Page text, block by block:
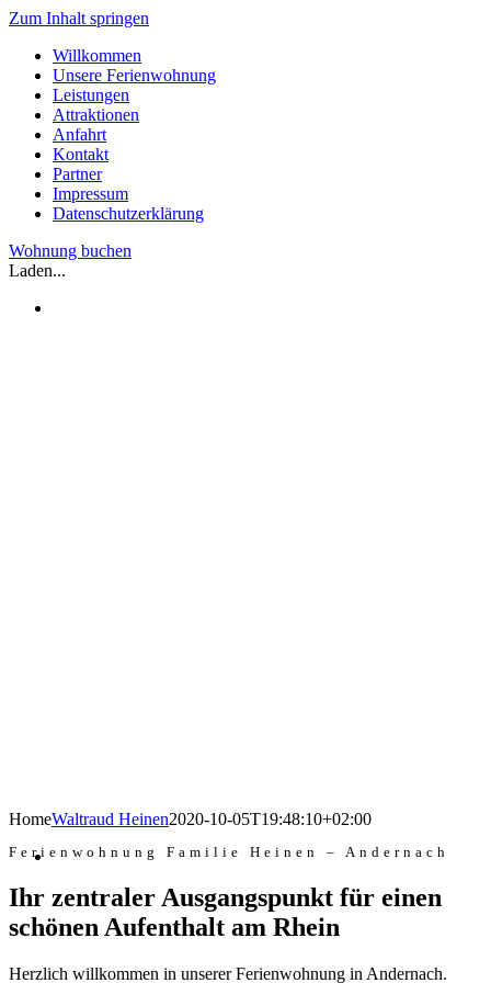
Zum Inhalt springen
Willkommen
Unsere Ferienwohnung
Leistungen
Attraktionen
Anfahrt
Kontakt
Partner
Impressum
Datenschutzerklärung
Wohnung buchen
Laden...
HomeWaltraud Heinen2020-10-05T19:48:10+02:00
Ferienwohnung Familie Heinen – Andernach
Ihr zentraler Ausgangspunkt für einen
schönen Aufenthalt am Rhein
Herzlich willkommen in unserer Ferienwohnung in Andernach.